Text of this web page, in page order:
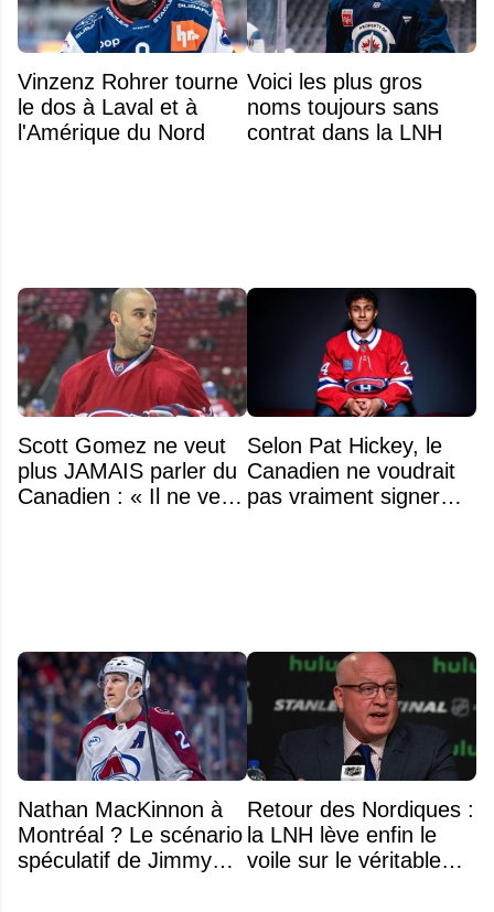
Vinzenz Rohrer tourne
le dos à Laval et à
l'Amérique du Nord
Voici les plus gros
noms toujours sans
contrat dans la LNH
Scott Gomez ne veut
plus JAMAIS parler du
Canadien : « Il ne veut
Selon Pat Hickey, le
Canadien ne voudrait
pas vraiment signer
Nathan MacKinnon à
Montréal ? Le scénario
spéculatif de Jimmy
Retour des Nordiques :
la LNH lève enfin le
voile sur le véritable